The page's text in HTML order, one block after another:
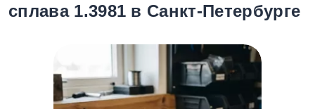
сплава 1.3981 в Санкт-Петербурге